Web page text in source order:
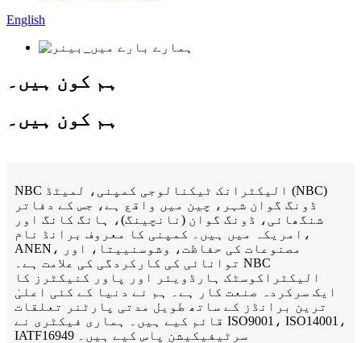
English
ہم کون ہیں۔
ہم کون ہیں۔
NBC الیکٹرانک ٹیکنالوجی کمپنی، لمیٹڈ (NBC)
ڈونگ گوان شہر، چین میں واقع ہے، جس کے دفاتر
شنگھائی، ڈونگ گوان (نانچینگ)، ہانگ کانگ اور
امریکہ میں ہیں۔ کمپنی کا معروف برانڈ نام،
ANEN، مصنوعات کی حفاظت، وشوسنییتا، اور
توانائی کی کارکردگی کی علامت ہے۔ NBC
الیکٹراکوسٹک ہارڈویئر اور پاور کنیکٹرز کا
ایک سرکردہ صنعت کار ہے۔ ہم نے دنیا کے کئی اعلیٰ
ترین برانڈز کے ساتھ طویل مدتی پارٹنر تعلقات
قائم کیے ہیں۔ ہماری فیکٹری نے ISO9001، ISO14001،
IATF16949 سرٹیفیکیشن پاس کیے ہیں۔